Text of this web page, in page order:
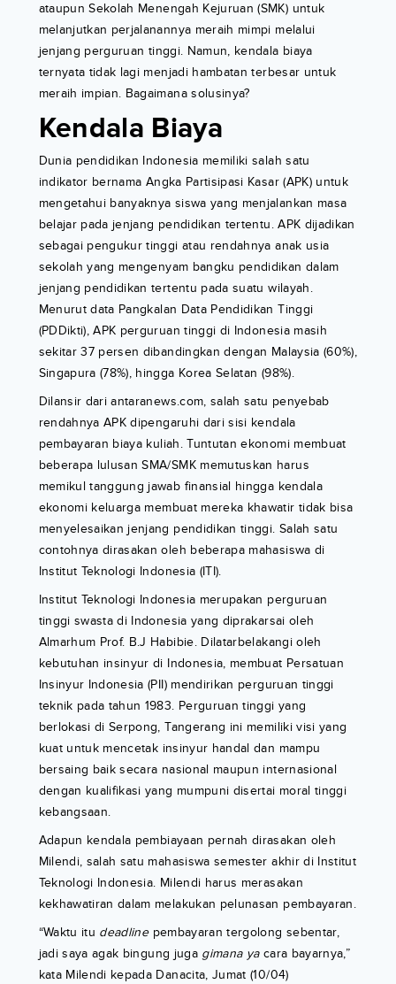
ataupun Sekolah Menengah Kejuruan (SMK) untuk
melanjutkan perjalanannya meraih mimpi melalui
jenjang perguruan tinggi. Namun, kendala biaya
ternyata tidak lagi menjadi hambatan terbesar untuk
meraih impian. Bagaimana solusinya?
Kendala Biaya
Dunia pendidikan Indonesia memiliki salah satu
indikator bernama Angka Partisipasi Kasar (APK) untuk
mengetahui banyaknya siswa yang menjalankan masa
belajar pada jenjang pendidikan tertentu. APK dijadikan
sebagai pengukur tinggi atau rendahnya anak usia
sekolah yang mengenyam bangku pendidikan dalam
jenjang pendidikan tertentu pada suatu wilayah.
Menurut data Pangkalan Data Pendidikan Tinggi
(PDDikti), APK perguruan tinggi di Indonesia masih
sekitar 37 persen dibandingkan dengan Malaysia (60%),
Singapura (78%), hingga Korea Selatan (98%).
Dilansir dari antaranews.com, salah satu penyebab
rendahnya APK dipengaruhi dari sisi kendala
pembayaran biaya kuliah. Tuntutan ekonomi membuat
beberapa lulusan SMA/SMK memutuskan harus
memikul tanggung jawab finansial hingga kendala
ekonomi keluarga membuat mereka khawatir tidak bisa
menyelesaikan jenjang pendidikan tinggi. Salah satu
contohnya dirasakan oleh beberapa mahasiswa di
Institut Teknologi Indonesia (ITI).
Institut Teknologi Indonesia merupakan perguruan
tinggi swasta di Indonesia yang diprakarsai oleh
Almarhum Prof. B.J Habibie. Dilatarbelakangi oleh
kebutuhan insinyur di Indonesia, membuat Persatuan
Insinyur Indonesia (PII) mendirikan perguruan tinggi
teknik pada tahun 1983. Perguruan tinggi yang
berlokasi di Serpong, Tangerang ini memiliki visi yang
kuat untuk mencetak insinyur handal dan mampu
bersaing baik secara nasional maupun internasional
dengan kualifikasi yang mumpuni disertai moral tinggi
kebangsaan.
Adapun kendala pembiayaan pernah dirasakan oleh
Milendi, salah satu mahasiswa semester akhir di Institut
Teknologi Indonesia. Milendi harus merasakan
kekhawatiran dalam melakukan pelunasan pembayaran.
“Waktu itu deadlinepembayaran tergolong sebentar,
jadi saya agak bingung juga gimana yacara bayarnya,”
kata Milendi kepada Danacita, Jumat (10/04)